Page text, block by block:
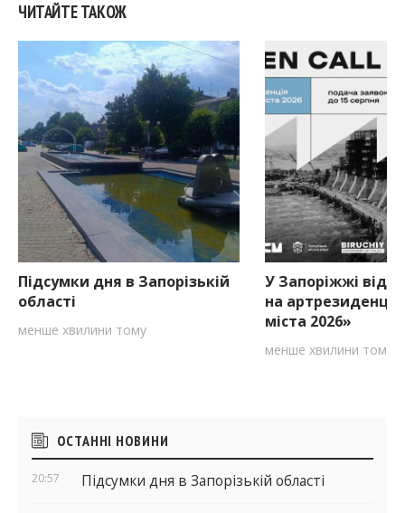
ЧИТАЙТЕ ТАКОЖ
Підсумки дня в Запорізькій
області
менше хвилини тому
У Запоріжжі
на
міста 2026»
менше хвилини тому
Бічні
віджети
ОСТАННІ НОВИНИ
20:57 Підсумки дня в Запорізькій області